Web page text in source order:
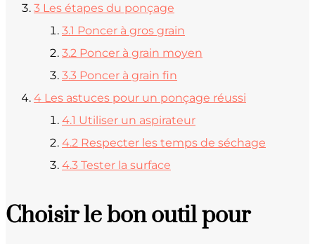
3 Les étapes du ponçage
3.1 Poncer à gros grain
3.2 Poncer à grain moyen
3.3 Poncer à grain fin
4 Les astuces pour un ponçage réussi
4.1 Utiliser un aspirateur
4.2 Respecter les temps de séchage
4.3 Tester la surface
Choisir le bon outil pour